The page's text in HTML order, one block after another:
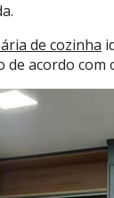
de cozinha
acordo com